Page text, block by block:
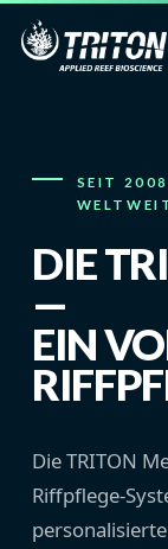
SEIT
DIE
—
EIN
Die TRITON
Riffpflege-